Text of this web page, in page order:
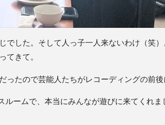
した。そして人っ子一人来ないわけ（笑
てきて。
たので芸能人たちがレコーディングの前
ームで、本当にみんなが遊びに来てくれ